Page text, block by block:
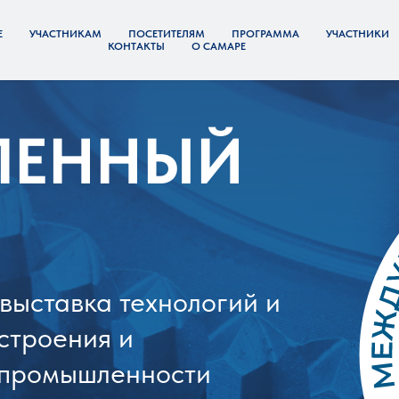
УЧАСТНИКАМ ПОСЕТИТЕЛЯМ ПРОГРАММА
УЧАСТНИКИ
КОНТАКТЫ
О САМАРЕ
технологий и
и